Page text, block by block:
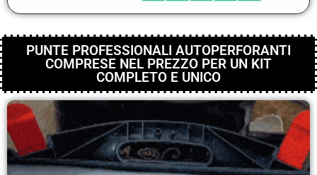
PUNTE PROFESSIONALI AUTOPERFORANTI
COMPRESE NEL PREZZO PER UN KIT
COMPLETO E UNICO